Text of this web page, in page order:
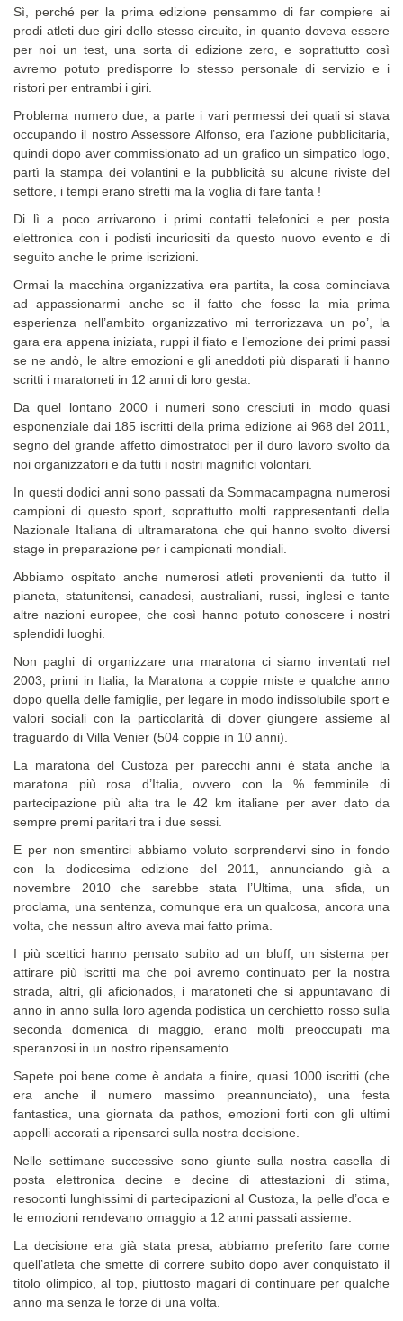
Sì, perché per la prima edizione pensammo di far compiere ai
prodi atleti due giri dello stesso circuito, in quanto doveva essere
per noi un test, una sorta di edizione zero, e soprattutto così
avremo potuto predisporre lo stesso personale di servizio e i
ristori per entrambi i giri.
Problema numero due, a parte i vari permessi dei quali si stava
occupando il nostro Assessore Alfonso, era l’azione pubblicitaria,
quindi dopo aver commissionato ad un grafico un simpatico logo,
partì la stampa dei volantini e la pubblicità su alcune riviste del
settore, i tempi erano stretti ma la voglia di fare tanta !
Di lì a poco arrivarono i primi contatti telefonici e per posta
elettronica con i podisti incuriositi da questo nuovo evento e di
seguito anche le prime iscrizioni.
Ormai la macchina organizzativa era partita, la cosa cominciava
ad appassionarmi anche se il fatto che fosse la mia prima
esperienza nell’ambito organizzativo mi terrorizzava un po’, la
gara era appena iniziata, ruppi il fiato e l’emozione dei primi passi
se ne andò, le altre emozioni e gli aneddoti più disparati li hanno
scritti i maratoneti in 12 anni di loro gesta.
Da quel lontano 2000 i numeri sono cresciuti in modo quasi
esponenziale dai 185 iscritti della prima edizione ai 968 del 2011,
segno del grande affetto dimostratoci per il duro lavoro svolto da
noi organizzatori e da tutti i nostri magnifici volontari.
In questi dodici anni sono passati da Sommacampagna numerosi
campioni di questo sport, soprattutto molti rappresentanti della
Nazionale Italiana di ultramaratona che qui hanno svolto diversi
stage in preparazione per i campionati mondiali.
Abbiamo ospitato anche numerosi atleti provenienti da tutto il
pianeta, statunitensi, canadesi, australiani, russi, inglesi e tante
altre nazioni europee, che così hanno potuto conoscere i nostri
splendidi luoghi.
Non paghi di organizzare una maratona ci siamo inventati nel
2003, primi in Italia, la Maratona a coppie miste e qualche anno
dopo quella delle famiglie, per legare in modo indissolubile sport e
valori sociali con la particolarità di dover giungere assieme al
traguardo di Villa Venier (504 coppie in 10 anni).
La maratona del Custoza per parecchi anni è stata anche la
maratona più rosa d’Italia, ovvero con la % femminile di
partecipazione più alta tra le 42 km italiane per aver dato da
sempre premi paritari tra i due sessi.
E per non smentirci abbiamo voluto sorprendervi sino in fondo
con la dodicesima edizione del 2011, annunciando già a
novembre 2010 che sarebbe stata l’Ultima, una sfida, un
proclama, una sentenza, comunque era un qualcosa, ancora una
volta, che nessun altro aveva mai fatto prima.
I più scettici hanno pensato subito ad un bluff, un sistema per
attirare più iscritti ma che poi avremo continuato per la nostra
strada, altri, gli aficionados, i maratoneti che si appuntavano di
anno in anno sulla loro agenda podistica un cerchietto rosso sulla
seconda domenica di maggio, erano molti preoccupati ma
speranzosi in un nostro ripensamento.
Sapete poi bene come è andata a finire, quasi 1000 iscritti (che
era anche il numero massimo preannunciato), una festa
fantastica, una giornata da pathos, emozioni forti con gli ultimi
appelli accorati a ripensarci sulla nostra decisione.
Nelle settimane successive sono giunte sulla nostra casella di
posta elettronica decine e decine di attestazioni di stima,
resoconti lunghissimi di partecipazioni al Custoza, la pelle d’oca e
le emozioni rendevano omaggio a 12 anni passati assieme.
La decisione era già stata presa, abbiamo preferito fare come
quell’atleta che smette di correre subito dopo aver conquistato il
titolo olimpico, al top, piuttosto magari di continuare per qualche
anno ma senza le forze di una volta.